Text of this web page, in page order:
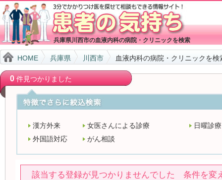
兵庫県川西市の血液内科の病院・クリニックを検索
HOME 兵庫県 川西市 血液内科の病院・クリニックを検
0件見つかりました
漢方外来 女医さんによる診療
日曜診療
外国語対応
がん相談
該当する登録が見つかりませんでした 条件を